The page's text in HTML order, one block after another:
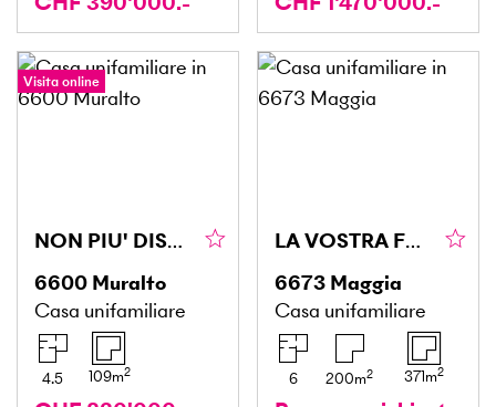
Visita online
NON PIU' DISPONIBILE
6600 Muralto
Casa unifamiliare
4.5 109m2
LA VOSTRA FUTURA OASI
6673 Maggia
Casa unifamiliare
6 200m2 371m2